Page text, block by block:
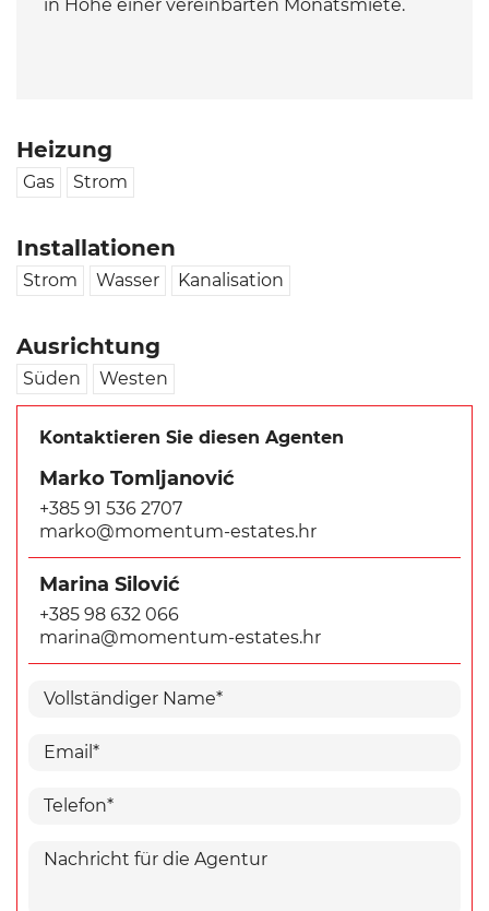
in Höhe einer vereinbarten Monatsmiete.
Heizung
Gas Strom
Installationen
Strom Wasser Kanalisation
Ausrichtung
Süden Westen
Kontaktieren Sie diesen Agenten
Marko Tomljanović
+385 91 536 2707
marko@momentum-estates.hr
Marina Silović
+385 98 632 066
marina@momentum-estates.hr